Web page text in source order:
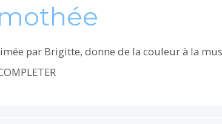
par Brigitte, donne de la couleur à la